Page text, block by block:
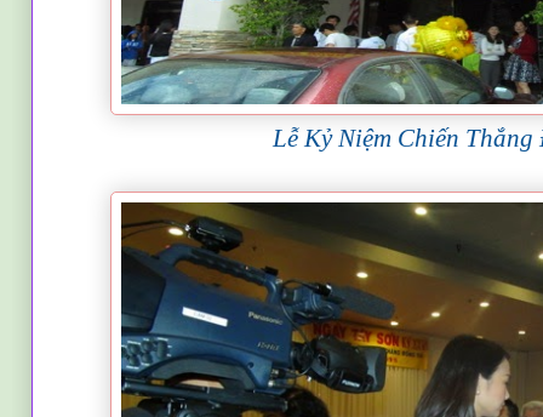
Lễ Kỷ Niệm Chiến